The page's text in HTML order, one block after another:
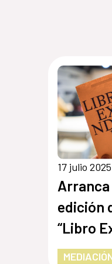
17 julio 2025
Arranca
edición
“Libro